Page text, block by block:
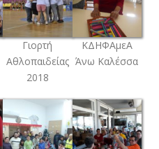
Γιορτή
Αθλοπαιδείας
2018
ΚΔΗΦΑμεΑ
Άνω Καλέσσα